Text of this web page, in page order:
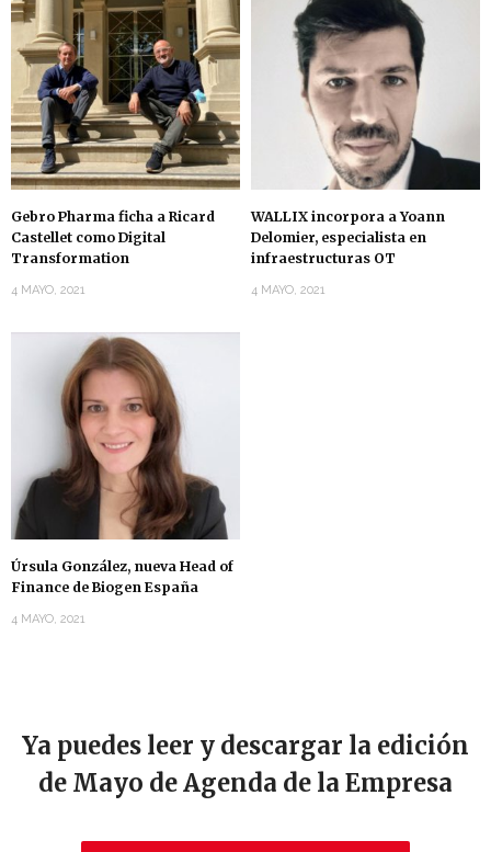
Gebro Pharma ficha a Ricard
Castellet como Digital
Transformation
4 MAYO, 2021
WALLIX incorpora a Yoann
Delomier, especialista en
infraestructuras OT
4 MAYO, 2021
Úrsula González, nueva Head of
Finance de Biogen España
4 MAYO, 2021
Ya puedes leer y descargar la edición
de Mayo de Agenda de la Empresa